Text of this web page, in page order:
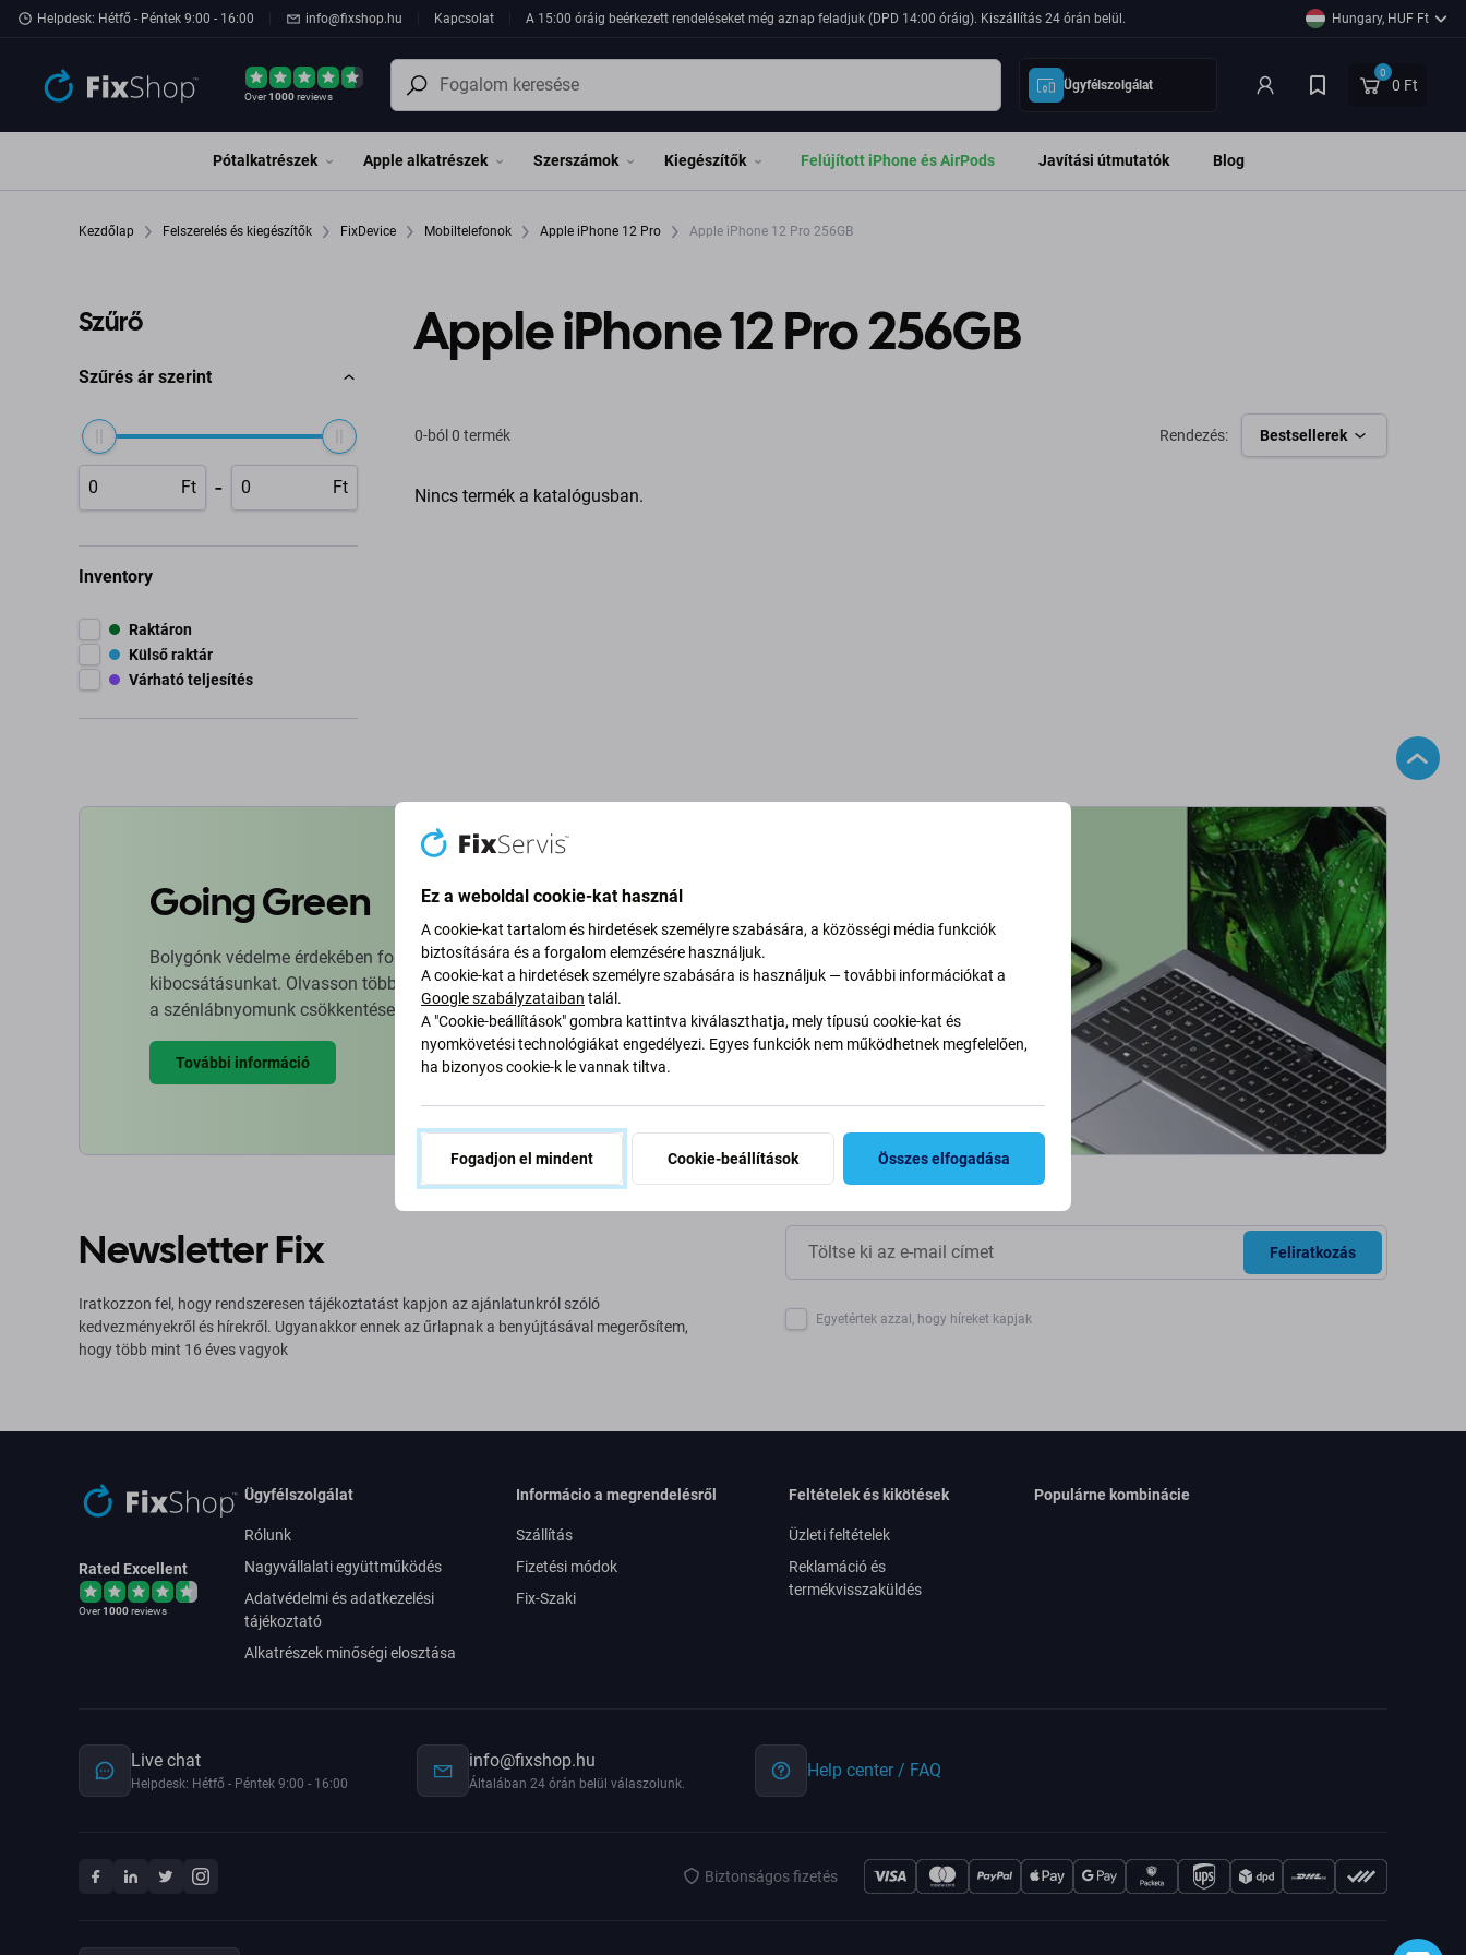
Ugrás az oldal fő részéhez
Helpdesk: Hétfő - Péntek 9:00 - 16:00 info@fixshop.hu Kapcsolat A 15:00 óráig beérkezett rendeléseket még aznap feladjuk (DPD 14:00 óráig). Kiszállítás 24 órán belül. Hungary, HUF Ft
Over1000reviews
Ügyfélszolgálat
0
0 Ft
Pótalkatrészek Apple alkatrészek Szerszámok Kiegészítők Felújított iPhone és AirPods Javítási útmutatók Blog
Kezdőlap Felszerelés és kiegészítők FixDevice Mobiltelefonok Apple iPhone 12 Pro Apple iPhone 12 Pro 256GB
Szűrő
Szűrés ár szerint
Ft - Ft
Inventory
Raktáron
Külső raktár
Várható teljesítés
Apple iPhone 12 Pro 256GB
0-ból 0 termék Rendezés: Bestsellerek
Nincs termék a katalógusban.
Going Green
Bolygónk védelme érdekében folyamatosan javítjuk szén-dioxid-
kibocsátásunkat. Olvasson többet arról, hogyan alakítjuk át folyamatainkat
a szénlábnyomunk csökkentése érdekében.
További információ
Newsletter Fix
Iratkozzon fel, hogy rendszeresen tájékoztatást kapjon az ajánlatunkról szóló
kedvezményekről és hírekről. Ugyanakkor ennek az űrlapnak a benyújtásával megerősítem,
hogy több mint 16 éves vagyok
Feliratkozás
Egyetértek azzal, hogy híreket kapjak
Rated Excellent
Over1000reviews
Ügyfélszolgálat
Rólunk
Nagyvállalati együttműködés
Adatvédelmi és adatkezelési
tájékoztató
Alkatrészek minőségi elosztása
Informácio a megrendelésről
Szállítás
Fizetési módok
Fix-Szaki
Feltételek és kikötések
Üzleti feltételek
Reklamáció és
termékvisszaküldés
Populárne kombinácie
Live chat
Helpdesk: Hétfő - Péntek 9:00 - 16:00
info@fixshop.hu
Általában 24 órán belül válaszolunk.
Help center / FAQ
Biztonságos fizetés
Ez a weboldal cookie-kat használ
A cookie-kat tartalom és hirdetések személyre szabására, a közösségi média funkciók
biztosítására és a forgalom elemzésére használjuk.
A cookie-kat a hirdetések személyre szabására is használjuk — további információkat a
Google szabályzataiban talál.
A "Cookie-beállítások" gombra kattintva kiválaszthatja, mely típusú cookie-kat és
nyomkövetési technológiákat engedélyezi. Egyes funkciók nem működhetnek megfelelően,
ha bizonyos cookie-k le vannak tiltva.
Fogadjon el mindent Cookie-beállítások Összes elfogadása